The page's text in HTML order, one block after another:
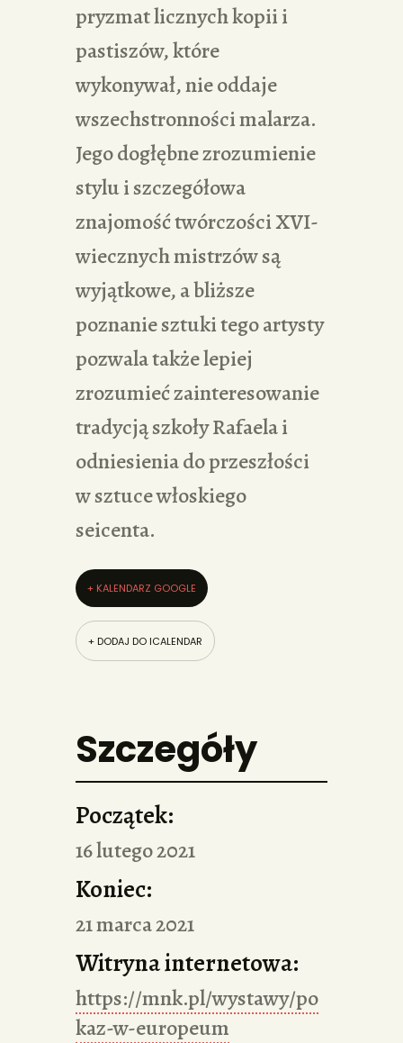
pryzmat licznych kopii i
pastiszów, które
wykonywał, nie oddaje
wszechstronności malarza.
Jego dogłębne zrozumienie
stylu i szczegółowa
znajomość twórczości XVI-
wiecznych mistrzów są
wyjątkowe, a bliższe
poznanie sztuki tego artysty
pozwala także lepiej
zrozumieć zainteresowanie
tradycją szkoły Rafaela i
odniesienia do przeszłości
w sztuce włoskiego
seicenta.
+ KALENDARZ GOOGLE
+ DODAJ DO ICALENDAR
Szczegóły
Początek:
16 lutego 2021
Koniec:
21 marca 2021
Witryna internetowa:
https://mnk.pl/wystawy/po
kaz-w-europeum